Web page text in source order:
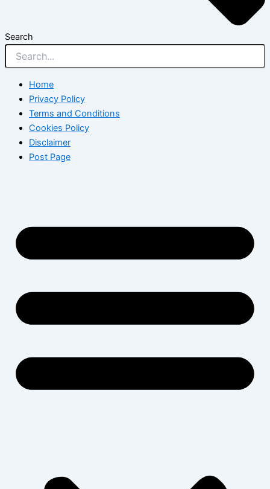
Search
Home
Privacy Policy
Terms and Conditions
Cookies Policy
Disclaimer
Post Page